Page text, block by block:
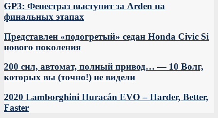
GP3: Фенестраз выступит за Arden на
финальных этапах
Представлен «подогретый» седан Honda Civic Si
нового поколения
200 сил, автомат, полный привод… — 10 Волг,
которых вы (точно!) не видели
2020 Lamborghini Huracán EVO – Harder, Better,
Faster